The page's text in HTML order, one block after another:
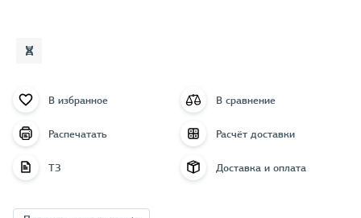
В избранное В сравнение
Распечатать Расчёт доставки
ТЗ Доставка и оплата